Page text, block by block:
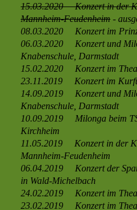
15.03.2020Konzert in der
Mannheim-Feudenheim -
08.03.2020 Konzert im
06.03.2020 Konzert und
Knabenschule, Darmstadt
15.02.2020 Konzert im
23.11.2019 Konzert im
14.09.2019 Konzert und
Knabenschule, Darmstadt
10.09.2019 Milonga beim
Kirchheim
11.05.2019 Konzert in der
Mannheim-Feudenheim
06.04.2019 Konzert der
in Wald-Michelbach
24.02.2019 Konzert im
23.02.2019 Konzert im